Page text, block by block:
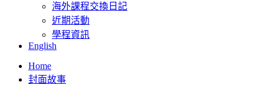
海外課程交換日記
近期活動
學程資訊
English
Home
封面故事